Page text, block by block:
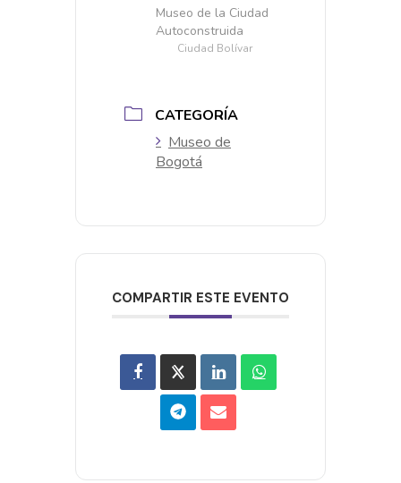
Museo de la Ciudad
Autoconstruida
Ciudad Bolívar
CATEGORÍA
Museo de
Bogotá
COMPARTIR ESTE EVENTO